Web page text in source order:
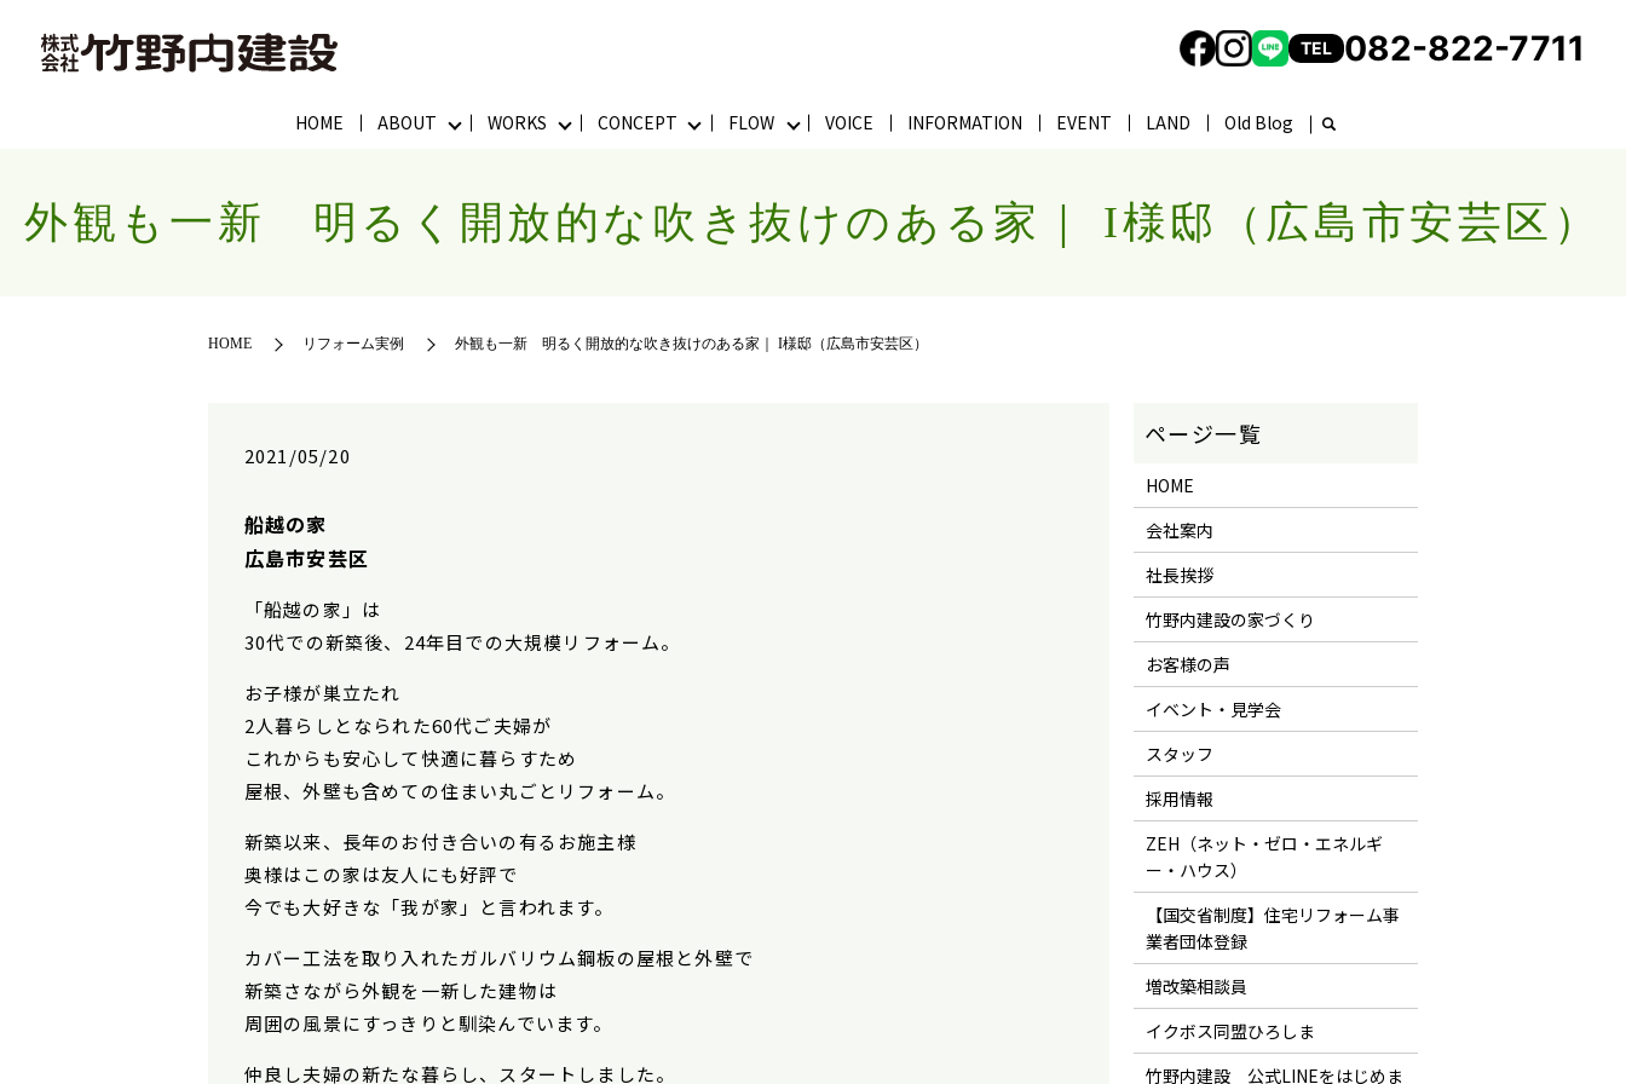
HOME ABOUT WORKS CONCEPT FLOW VOICE INFORMATION EVENT LAND Old Blog
TEL 082-822-7711
外観も一新 明るく開放的な吹き抜けのある家｜ I様邸（広島市安芸区）
HOME リフォーム実例 外観も一新 明るく開放的な吹き抜けのある家｜ I様邸（広島市安芸区）
2021/05/20
船越の家
広島市安芸区
「船越の家」は
30代での新築後、24年目での大規模リフォーム。
お子様が巣立たれ
2人暮らしとなられた60代ご夫婦が
これからも安心して快適に暮らすため
屋根、外壁も含めての住まい丸ごとリフォーム。
新築以来、長年のお付き合いの有るお施主様
奥様はこの家は友人にも好評で
今でも大好きな「我が家」と言われます。
カバー工法を取り入れたガルバリウム鋼板の屋根と外壁で
新築さながら外観を一新した建物は
周囲の風景にすっきりと馴染んでいます。
仲良し夫婦の新たな暮らし、スタートしました。
HOME
会社案内
社長挨拶
竹野内建設の家づくり
お客様の声
イベント・見学会
スタッフ
採用情報
ZEH（ネット・ゼロ・エネルギ
ー・ハウス）
【国交省制度】住宅リフォーム事
業者団体登録
増改築相談員
イクボス同盟ひろしま
竹野内建設 公式LINEをはじめま